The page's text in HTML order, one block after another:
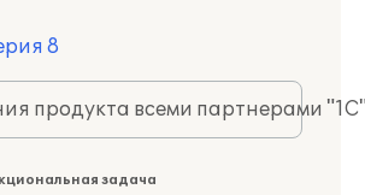
8
продукта всеми партнерами
задача